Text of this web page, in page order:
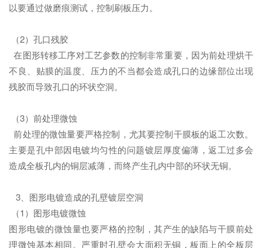
以要通过做磨痕测试，控制刷板压力。
（2）孔口残胶
在图形转移工序对工艺参数的控制非常重要，因为前处理烘干
不良、贴膜的温度、压力的不当都会造成孔口的边缘部位出现
残胶而导致孔口的环状空洞。
（3）前处理微蚀
前处理的微蚀量要严格控制，尤其要控制干膜板的返工次数。
主要是孔中部因电镀均匀性的问题镀层厚度偏薄，返工过多会
造成全板孔内的铜层减薄，而终产生孔内中部的环状无铜。
3、图形电镀造成的孔壁镀层空洞
（1）图形电镀微蚀
图形电镀的微蚀量也要严格的控制，其产生的缺陷与干膜前处
理微蚀基本相同。严重时孔壁会大面积无铜，板面上的全板层